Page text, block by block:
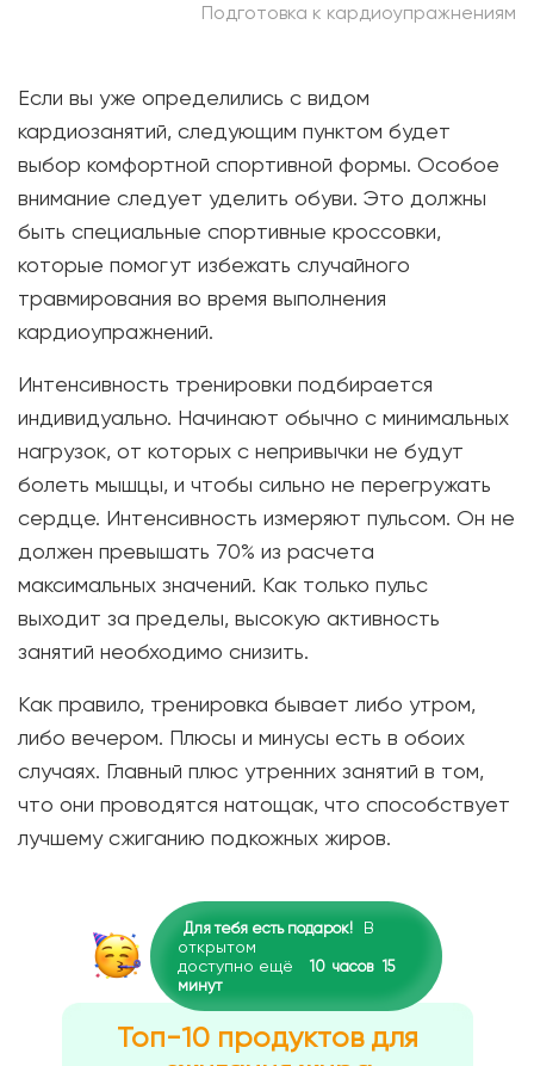
Подготовка к кардиоупражнениям
Если вы уже определились с видом
кардиозанятий, следующим пунктом будет
выбор комфортной спортивной формы. Особое
внимание следует уделить обуви. Это должны
быть специальные спортивные кроссовки,
которые помогут избежать случайного
травмирования во время выполнения
кардиоупражнений.
Интенсивность тренировки подбирается
индивидуально. Начинают обычно с минимальных
нагрузок, от которых с непривычки не будут
болеть мышцы, и чтобы сильно не перегружать
сердце. Интенсивность измеряют пульсом. Он не
должен превышать 70% из расчета
максимальных значений. Как только пульс
выходит за пределы, высокую активность
занятий необходимо снизить.
Как правило, тренировка бывает либо утром,
либо вечером. Плюсы и минусы есть в обоих
случаях. Главный плюс утренних занятий в том,
что они проводятся натощак, что способствует
лучшему сжиганию подкожных жиров.
Для тебя есть подарок!
В
открытом
доступно ещё
10 часов 15
минут
Топ-10 продуктов для